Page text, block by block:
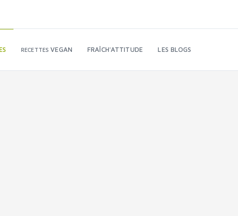
RECETTESVEGAN FRAÎCH'ATTITUDE LES BLOGS